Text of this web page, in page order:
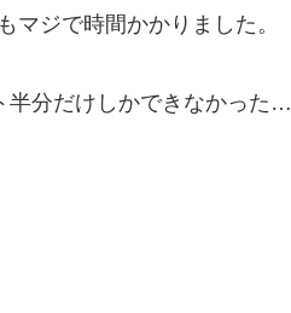
マジで時間かかりました。
半分だけしかできなかった…